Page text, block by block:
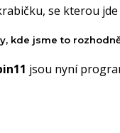
se kterou jde
kde jsme to
jsou nyní